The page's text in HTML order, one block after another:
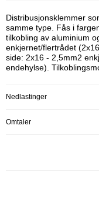
Distribusjonsklemmer
samme type. Fås i
tilkobling av aluminium
enkjernet/flertrådet
side: 2x16 - 2,5mm2
endehylse).
Nedlastinger
Omtaler